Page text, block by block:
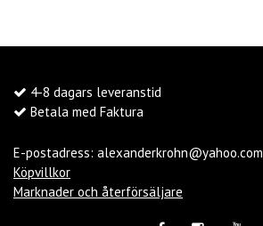
4-8 dagars leveranstid
Betala med Faktura
E-postadress: alexanderkrohn@yahoo.com
Köpvillkor
Marknader och återförsäljare